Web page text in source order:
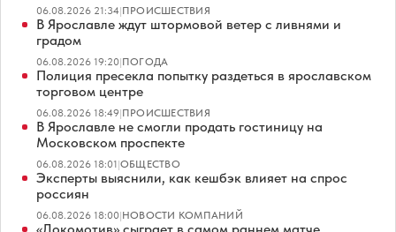
06.08.2026 21:34|ПРОИСШЕСТВИЯ
В Ярославле ждут штормовой ветер с ливнями и
градом
06.08.2026 19:20|ПОГОДА
Полиция пресекла попытку раздеться в ярославском
торговом центре
06.08.2026 18:49|ПРОИСШЕСТВИЯ
В Ярославле не смогли продать гостиницу на
Московском проспекте
06.08.2026 18:01|ОБЩЕСТВО
Эксперты выяснили, как кешбэк влияет на спрос
россиян
06.08.2026 18:00|НОВОСТИ КОМПАНИЙ
«Локомотив» сыграет в самом раннем матче